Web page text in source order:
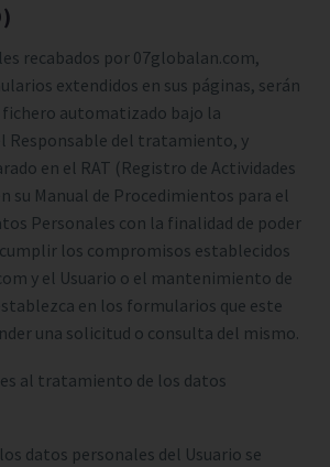
recabados por 07globalan.com,
extendidos en sus páginas, serán
automatizado bajo la
Responsable del tratamiento, y
en el RAT (Registro de Actividades
su Manual de Procedimientos para el
Personales con la finalidad de poder
los compromisos establecidos
y el Usuario o el mantenimiento de
en los formularios que este
una solicitud o consulta del mismo.
al tratamiento de los datos
datos personales del Usuario se